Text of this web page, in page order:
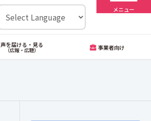
メニュー
声を届ける・見る
（広報・広聴） 事業者向け